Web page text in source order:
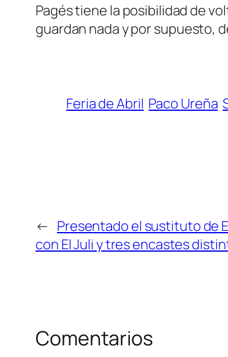
Pagés tiene la posibilidad de
guardan nada y por supuesto,
Feria de Abril Paco Ureña
← Presentado el sustituto de
con El Juli y tres encastes
Comentarios